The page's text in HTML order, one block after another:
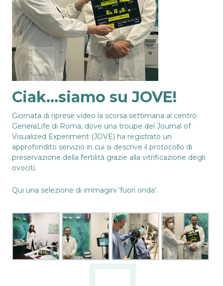
Ciak…siamo su JOVE!
Giornata di riprese video la scorsa settimana al centro
GeneraLife di Roma, dove una troupe del Journal of
Visualized Experiment (JOVE) ha registrato un
approfondito servizio in cui si descrive il protocollo di
preservazione della fertilità grazie alla vitrificazione degli
ovociti.
Qui una selezione di immagini ‘fuori onda’.